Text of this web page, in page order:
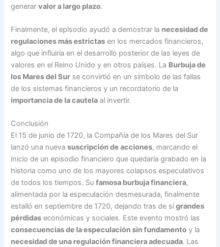
generarvalor a largo plazo.
Finalmente, el episodio ayudó a demostrar la necesidad de
regulaciones más estrictas en los mercados financieros,
algo que influiría en el desarrollo posterior de las leyes de
valores en el Reino Unido y en otros países. La Burbuja de
los Mares del Sur se convirtió en un símbolo de las fallas
de los sistemas financieros y un recordatorio de la
importancia de la cautela al invertir.
Conclusión
El 15 de junio de 1720, la Compañía de los Mares del Sur
lanzó una nuevasuscripción de acciones, marcando el
inicio de un episodio financiero que quedaría grabado en la
historia como uno de los mayores colapsos especulativos
de todos los tiempos. Sufamosa burbuja financiera,
alimentada por la especulación desmesurada, finalmente
estalló en septiembre de 1720, dejando tras de sígrandes
pérdidas económicas y sociales. Este evento mostró las
consecuencias de la especulación sin fundamento y la
necesidad de una regulación financiera adecuada. Las